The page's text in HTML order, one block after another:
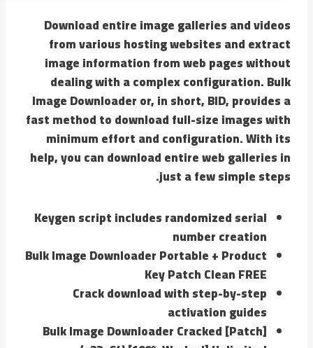
Download entire image galleries and videos
from various hosting websites and extract
image information from web pages without
dealing with a complex configuration. Bulk
Image Downloader or, in short, BID, provides a
fast method to download full-size images with
minimum effort and configuration. With its
help, you can download entire web galleries in
just a few simple steps.
Keygen script includes randomized serial
number creation
Bulk Image Downloader Portable + Product
Key Patch Clean FREE
Crack download with step-by-step
activation guides
Bulk Image Downloader Cracked [Patch]